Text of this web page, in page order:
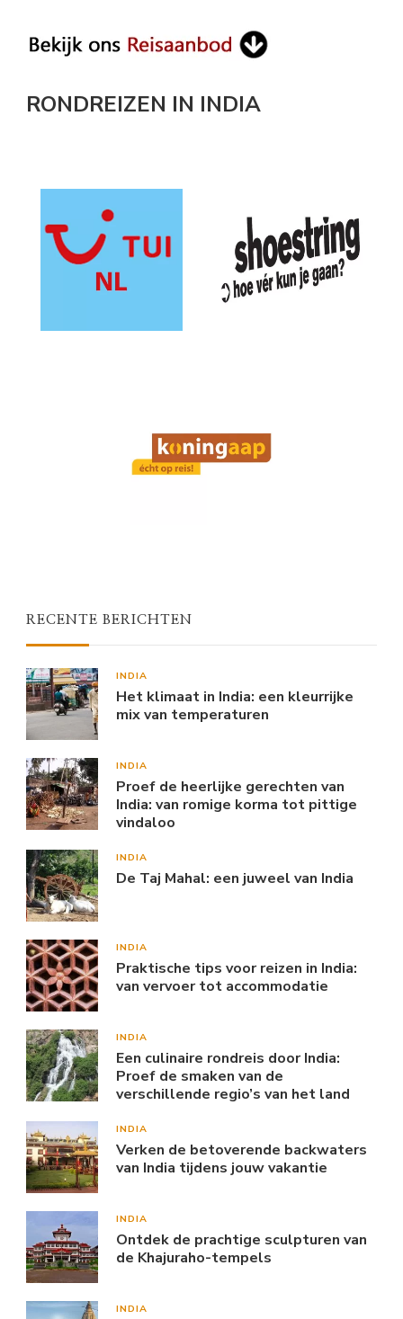
RONDREIZEN IN INDIA
RECENTE BERICHTEN
INDIA
Het klimaat in India: een kleurrijke
mix van temperaturen
INDIA
Proef de heerlijke gerechten van
India: van romige korma tot pittige
vindaloo
INDIA
De Taj Mahal: een juweel van India
INDIA
Praktische tips voor reizen in India:
van vervoer tot accommodatie
INDIA
Een culinaire rondreis door India:
Proef de smaken van de
verschillende regio’s van het land
INDIA
Verken de betoverende backwaters
van India tijdens jouw vakantie
INDIA
Ontdek de prachtige sculpturen van
de Khajuraho-tempels
INDIA